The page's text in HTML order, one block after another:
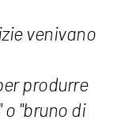
venivano
produrre
"bruno di